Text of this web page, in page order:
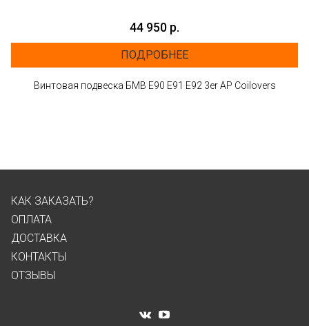
44 950 р.
ПОДРОБНЕЕ
Винтовая подвеска БМВ E90 E91 E92 3er AP Coilovers
КАК ЗАКАЗАТЬ?
ОПЛАТА
ДОСТАВКА
КОНТАКТЫ
ОТЗЫВЫ